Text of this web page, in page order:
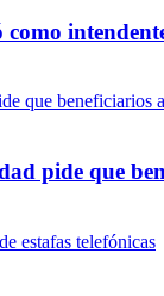
pide que